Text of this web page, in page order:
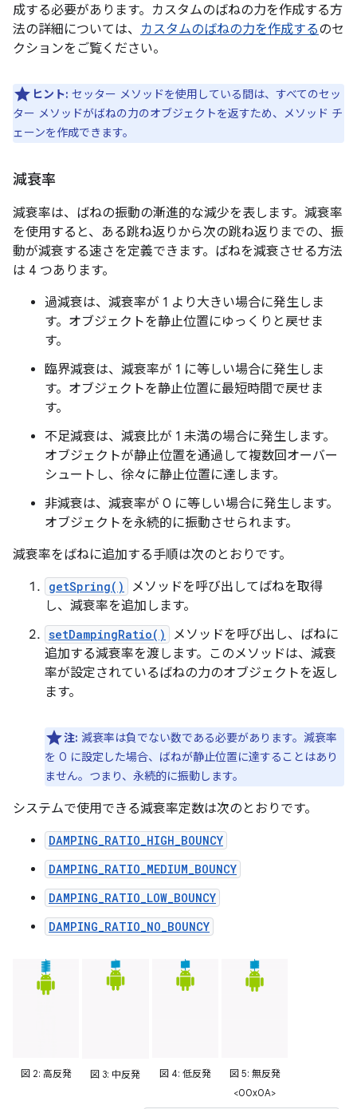
成する必要があります。カスタムのばねの力を作成する方
法の詳細については、 カスタムのばねの力を作成するのセ
クションをご覧ください。
ヒント: セッター メソッドを使用している間は、すべてのセッ
ター メソッドがばねの力のオブジェクトを返すため、メソッド チ
ェーンを作成できます。
減衰率
減衰率は、ばねの振動の漸進的な減少を表します。減衰率
を使用すると、ある跳ね返りから次の跳ね返りまでの、振
動が減衰する速さを定義できます。ばねを減衰させる方法
は 4 つあります。
過減衰は、減衰率が 1 より大きい場合に発生しま
す。オブジェクトを静止位置にゆっくりと戻せま
す。
臨界減衰は、減衰率が 1 に等しい場合に発生しま
す。オブジェクトを静止位置に最短時間で戻せま
す。
不足減衰は、減衰比が 1 未満の場合に発生します。
オブジェクトが静止位置を通過して複数回オーバー
シュートし、徐々に静止位置に達します。
非減衰は、減衰率が 0 に等しい場合に発生します。
オブジェクトを永続的に振動させられます。
減衰率をばねに追加する手順は次のとおりです。
getSpring()
メソッドを呼び出してばねを取得
し、減衰率を追加します。
setDampingRatio()
メソッドを呼び出し、ばねに
追加する減衰率を渡します。このメソッドは、減衰
率が設定されているばねの力のオブジェクトを返し
ます。
注: 減衰率は負でない数である必要があります。減衰率
を 0 に設定した場合、ばねが静止位置に達することはあり
ません。つまり、永続的に振動します。
システムで使用できる減衰率定数は次のとおりです。
DAMPING_RATIO_HIGH_BOUNCY
DAMPING_RATIO_MEDIUM_BOUNCY
DAMPING_RATIO_LOW_BOUNCY
DAMPING_RATIO_NO_BOUNCY
図 2: 高反発 図 3: 中反発 図 4: 低反発
図 5: 無反発
<00x0A>